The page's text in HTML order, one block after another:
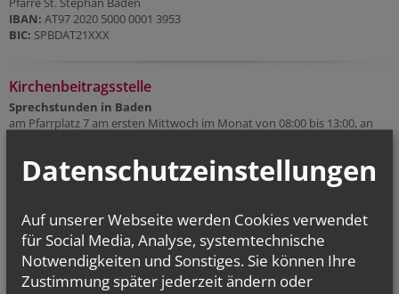
IBAN: AT97 2020 5000 0001 3953
BIC: SPBDAT21XXX
Kirchenbeitragsstelle
Sprechstunden in Baden
am Pfarrplatz 7 am ersten Mittwoch im Monat von 08:00 bis 13:00, an
04. 11. 2026
Datenschutzeinstellungen
Auf unserer Webseite werden Cookies verwendet
für Social Media, Analyse, systemtechnische
Notwendigkeiten und Sonstiges. Sie können Ihre
Zustimmung später jederzeit ändern oder